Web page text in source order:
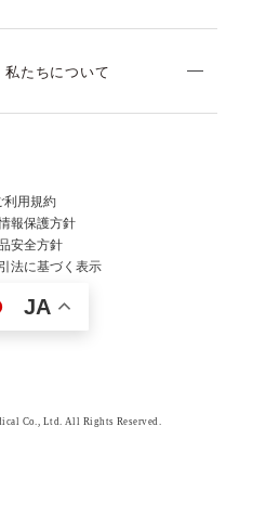
私たちについて
利用規約
報保護方針
安全方針
法に基づく表示
JA
Co., Ltd. All Rights Reserved.